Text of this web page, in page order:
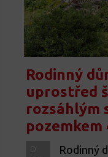
Rodinný
uprostřed
rozsáhlým
pozemkem
Rodinný